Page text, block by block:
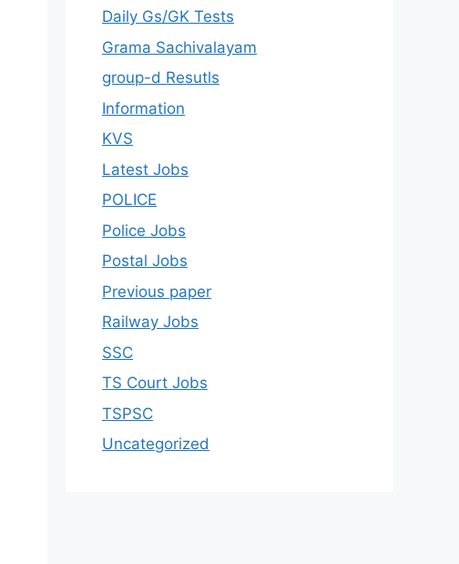
Daily Gs/GK Tests
Grama Sachivalayam
group-d Resutls
Information
KVS
Latest Jobs
POLICE
Police Jobs
Postal Jobs
Previous paper
Railway Jobs
SSC
TS Court Jobs
TSPSC
Uncategorized